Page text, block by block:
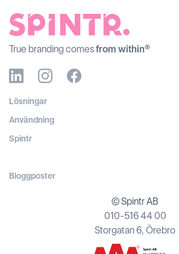
True branding comesfrom within®
Lösningar
Användning
Spintr
Bloggposter
© Spintr AB
010-516 44 00
Storgatan 6, Örebro